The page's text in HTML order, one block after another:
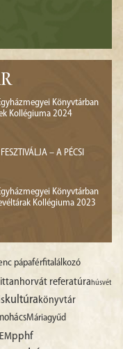
Könyvtárban
Kollégiuma 2024
– A PÉCSI
Könyvtárban
Kollégiuma 2023
pápaférfitalálkozó
horvát referatúrahúsvét
kultúra könyvtár
Máriagyűd
pphf